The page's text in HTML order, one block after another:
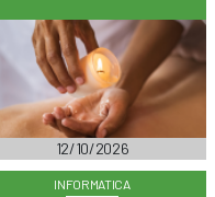
12/10/2026
INFORMATICA